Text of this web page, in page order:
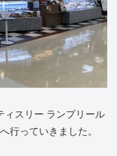
ィスリー ランプリール
行っていきました。